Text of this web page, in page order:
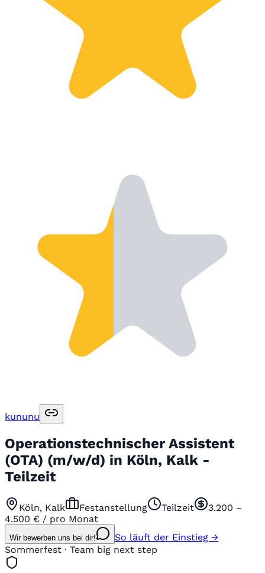
kununu
Operationstechnischer Assistent
(OTA) (m/w/d) in Köln, Kalk -
Teilzeit
Köln, Kalk Festanstellung Teilzeit
3.200 –
4.500 € / pro Monat
Wir bewerben uns bei dir!
So läuft der Einstieg →
Sommerfest · Team big next step